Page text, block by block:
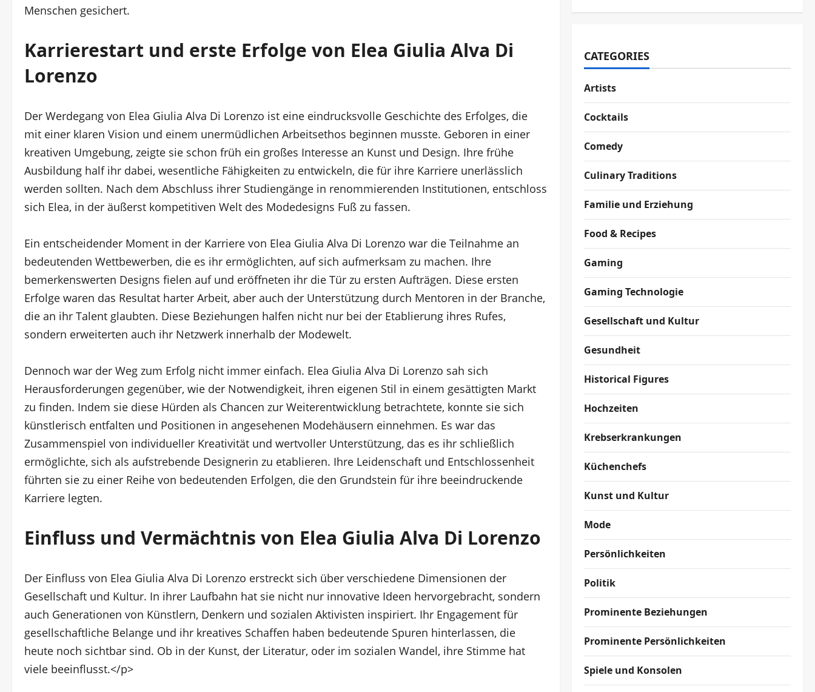
Menschen gesichert.
Karrierestart und erste Erfolge von Elea Giulia Alva Di
Lorenzo
Der Werdegang von Elea Giulia Alva Di Lorenzo ist eine eindrucksvolle Geschichte des Erfolges, die
mit einer klaren Vision und einem unermüdlichen Arbeitsethos beginnen musste. Geboren in einer
kreativen Umgebung, zeigte sie schon früh ein großes Interesse an Kunst und Design. Ihre frühe
Ausbildung half ihr dabei, wesentliche Fähigkeiten zu entwickeln, die für ihre Karriere unerlässlich
werden sollten. Nach dem Abschluss ihrer Studiengänge in renommierenden Institutionen, entschloss
sich Elea, in der äußerst kompetitiven Welt des Modedesigns Fuß zu fassen.
Ein entscheidender Moment in der Karriere von Elea Giulia Alva Di Lorenzo war die Teilnahme an
bedeutenden Wettbewerben, die es ihr ermöglichten, auf sich aufmerksam zu machen. Ihre
bemerkenswerten Designs fielen auf und eröffneten ihr die Tür zu ersten Aufträgen. Diese ersten
Erfolge waren das Resultat harter Arbeit, aber auch der Unterstützung durch Mentoren in der Branche,
die an ihr Talent glaubten. Diese Beziehungen halfen nicht nur bei der Etablierung ihres Rufes,
sondern erweiterten auch ihr Netzwerk innerhalb der Modewelt.
Dennoch war der Weg zum Erfolg nicht immer einfach. Elea Giulia Alva Di Lorenzo sah sich
Herausforderungen gegenüber, wie der Notwendigkeit, ihren eigenen Stil in einem gesättigten Markt
zu finden. Indem sie diese Hürden als Chancen zur Weiterentwicklung betrachtete, konnte sie sich
künstlerisch entfalten und Positionen in angesehenen Modehäusern einnehmen. Es war das
Zusammenspiel von individueller Kreativität und wertvoller Unterstützung, das es ihr schließlich
ermöglichte, sich als aufstrebende Designerin zu etablieren. Ihre Leidenschaft und Entschlossenheit
führten sie zu einer Reihe von bedeutenden Erfolgen, die den Grundstein für ihre beeindruckende
Karriere legten.
Einfluss und Vermächtnis von Elea Giulia Alva Di Lorenzo
Der Einfluss von Elea Giulia Alva Di Lorenzo erstreckt sich über verschiedene Dimensionen der
Gesellschaft und Kultur. In ihrer Laufbahn hat sie nicht nur innovative Ideen hervorgebracht, sondern
auch Generationen von Künstlern, Denkern und sozialen Aktivisten inspiriert. Ihr Engagement für
gesellschaftliche Belange und ihr kreatives Schaffen haben bedeutende Spuren hinterlassen, die
heute noch sichtbar sind. Ob in der Kunst, der Literatur, oder im sozialen Wandel, ihre Stimme hat
viele beeinflusst.</p>
CATEGORIES
Artists
Cocktails
Comedy
Culinary Traditions
Familie und Erziehung
Food & Recipes
Gaming
Gaming Technologie
Gesellschaft und Kultur
Gesundheit
Historical Figures
Hochzeiten
Krebserkrankungen
Küchenchefs
Kunst und Kultur
Mode
Persönlichkeiten
Politik
Prominente Beziehungen
Prominente Persönlichkeiten
Spiele und Konsolen